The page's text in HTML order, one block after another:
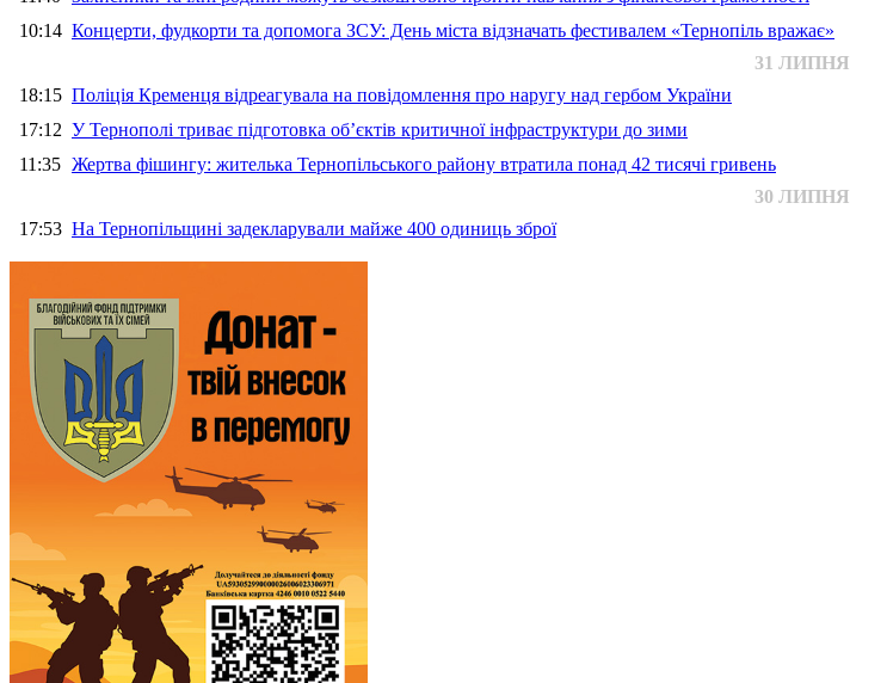
10:14 Концерти, фудкорти та допомога ЗСУ: День міста відзначать фестивалем «Тернопіль вражає»
31 ЛИПНЯ
18:15 Поліція Кременця відреагувала на повідомлення про наругу над гербом України
17:12 У Тернополі триває підготовка об’єктів критичної інфраструктури до зими
11:35 Жертва фішингу: жителька Тернопільського району втратила понад 42 тисячі гривень
30 ЛИПНЯ
17:53 На Тернопільщині задекларували майже 400 одиниць зброї